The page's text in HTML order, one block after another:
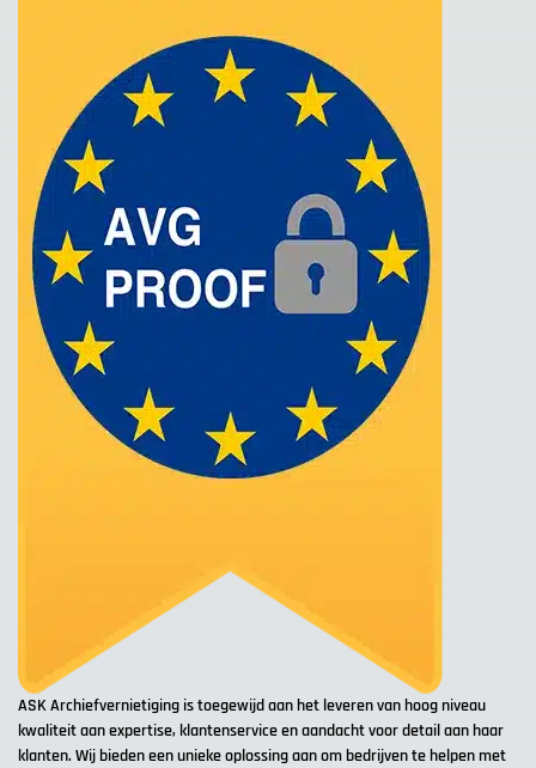
ASK Archiefvernietiging is toegewijd aan het leveren van hoog niveau
kwaliteit aan expertise, klantenservice en aandacht voor detail aan haar
klanten. Wij bieden een unieke oplossing aan om bedrijven te helpen met